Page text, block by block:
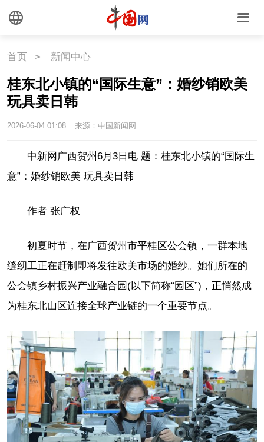
首页 > 新闻中心
桂东北小镇的“国际生意”：婚纱销欧美
玩具卖日韩
2026-06-04 01:08 来源：中国新闻网
中新网广西贺州6月3日电 题：桂东北小镇的“国际生
意”：婚纱销欧美 玩具卖日韩
作者 张广权
初夏时节，在广西贺州市平桂区公会镇，一群本地
缝纫工正在赶制即将发往欧美市场的婚纱。她们所在的
公会镇乡村振兴产业融合园(以下简称“园区”)，正悄然成
为桂东北山区连接全球产业链的一个重要节点。